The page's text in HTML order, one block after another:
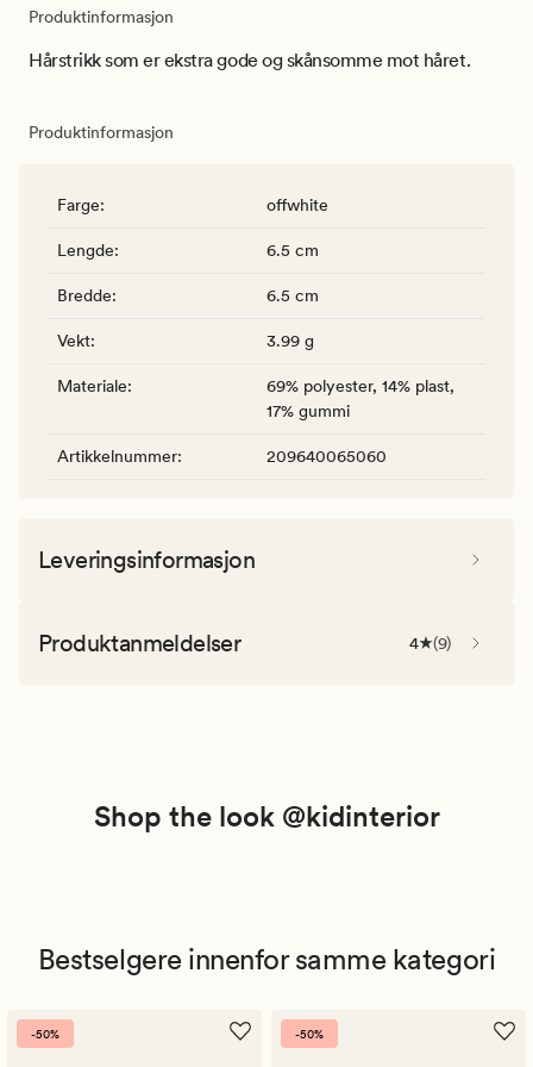
Produktinformasjon
Hårstrikk som er ekstra gode og skånsomme mot håret.
Produktinformasjon
Farge: offwhite
Lengde: 6.5 cm
Bredde: 6.5 cm
Vekt: 3.99 g
Materiale:
69% polyester, 14% plast,
17% gummi
Artikkelnummer: 209640065060
Leveringsinformasjon
Produktanmeldelser 4 (9)
Shop the look @kidinterior
Bestselgere innenfor samme kategori
-50% -50%